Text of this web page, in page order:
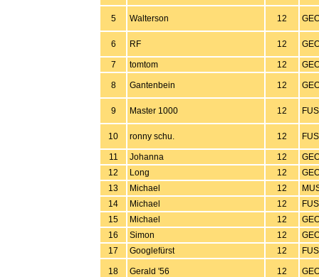
5 Walterson 12
6 RF 12
7 tomtom 12
8 Gantenbein 12
9 Master 1000 12
10 ronny schu. 12
11 Johanna 12
12
Long 12
13
Michael 12
14
Michael 12
15
Michael 12
16
Simon 12
17
Googlefürst 12
18 Gerald '56 12